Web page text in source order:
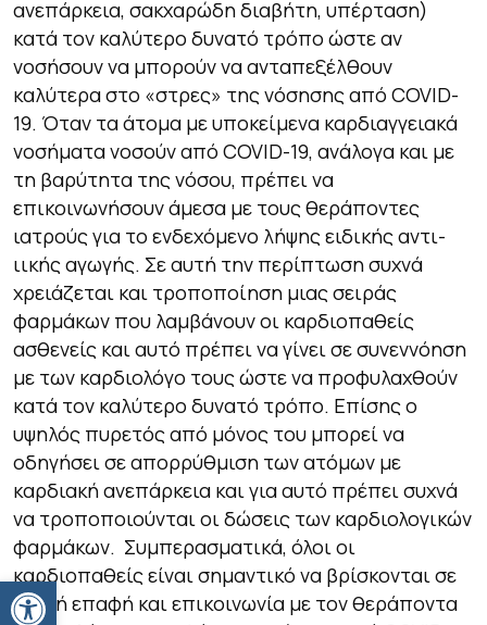
Ανοίξτε τη γραμμή εργαλείων
ανεπάρκεια, σακχαρώδη διαβήτη, υπέρταση)
κατά τον καλύτερο δυνατό τρόπο ώστε αν
νοσήσουν να μπορούν να ανταπεξέλθουν
καλύτερα στο «στρες» της νόσησης από COVID-
19. Όταν τα άτομα με υποκείμενα καρδιαγγειακά
νοσήματα νοσούν από COVID-19, ανάλογα και με
τη βαρύτητα της νόσου, πρέπει να
επικοινωνήσουν άμεσα με τους θεράποντες
ιατρούς για το ενδεχόμενο λήψης ειδικής αντι-
ιικής αγωγής. Σε αυτή την περίπτωση συχνά
χρειάζεται και τροποποίηση μιας σειράς
φαρμάκων που λαμβάνουν οι καρδιοπαθείς
ασθενείς και αυτό πρέπει να γίνει σε συνεννόηση
με των καρδιολόγο τους ώστε να προφυλαχθούν
κατά τον καλύτερο δυνατό τρόπο. Επίσης ο
υψηλός πυρετός από μόνος του μπορεί να
οδηγήσει σε απορρύθμιση των ατόμων με
καρδιακή ανεπάρκεια και για αυτό πρέπει συχνά
να τροποποιούνται οι δώσεις των καρδιολογικών
φαρμάκων. Συμπερασματικά, όλοι οι
καρδιοπαθείς είναι σημαντικό να βρίσκονται σε
στενή επαφή και επικοινωνία με τον θεράποντα